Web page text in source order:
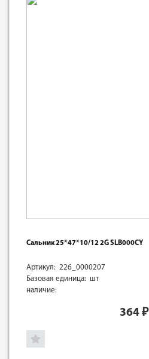
Сальник 25*47*10/12 2G SLB000CY
Артикул: 226_0000207
Базовая единица: шт
наличие:
364 ₽